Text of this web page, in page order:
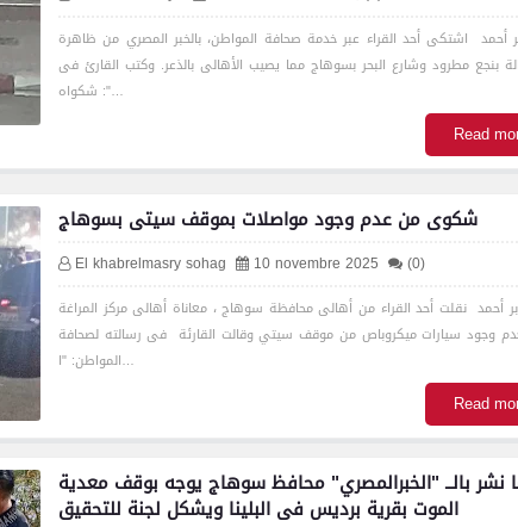
اشتكى أحد القراء عبر خدمة صحافة المواطن، بالخبر المصري من ظاهرة
بنجع مطرود وشارع البحر بسوهاج مما يصيب الأهالى بالذعر. وكتب القارئ فى
شكواه :"…
Read
El khabrelmasry sohag 10 novembre 2025 (0)
نقلت أحد القراء من أهالى محافظة سوهاج ، معاناة أهالى مركز المراغة
وجود سيارات ميكروباص من موقف سيتي وقالت القارئة فى رسالته لصحافة
المواطن: "ا…
Read
نشر بالــ "الخبرالمصري" محافظ سوهاج يوجه بوقف معدية
الموت بقرية برديس فى البلينا ويشكل لجنة للتحقيق